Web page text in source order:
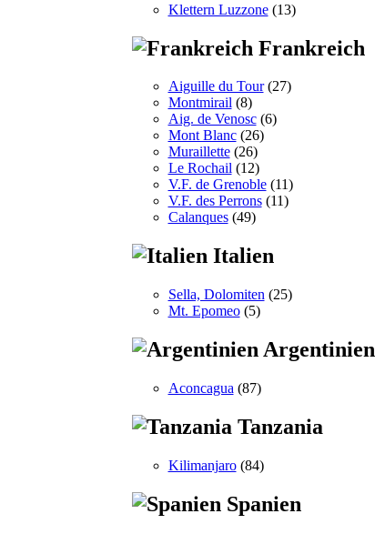
Klettern Luzzone(13)
Frankreich
Aiguille du Tour(27)
Montmirail(8)
Aig. de Venosc(6)
Mont Blanc(26)
Muraillette(26)
Le Rochail(12)
V.F. de Grenoble(11)
V.F. des Perrons(11)
Calanques(49)
Italien
Sella, Dolomiten (25)
Mt. Epomeo(5)
Argentinien
Aconcagua (87)
Tanzania
Kilimanjaro(84)
Spanien